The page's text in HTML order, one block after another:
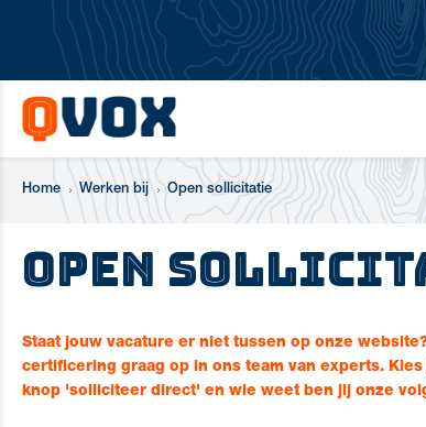
Home Werken bij Open sollicitatie
Open
Staat jouw vacature er niet tussen op onze
certificering graag op in ons team van experts.
knop 'solliciteer direct' en wie weet ben jij onze